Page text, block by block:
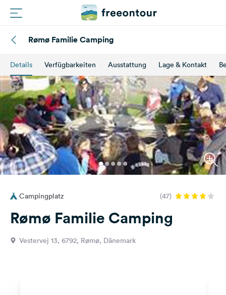
Plätze
Magazin
Partner
Registrieren
Einloggen
Fragen &
Feedback
Rømø Familie Camping
Details Verfügbarkeiten Ausstattung Lage & Kontakt
Campingplatz (47)
Rømø Familie Camping
Vestervej 13, 6792, Rømø, Dänemark